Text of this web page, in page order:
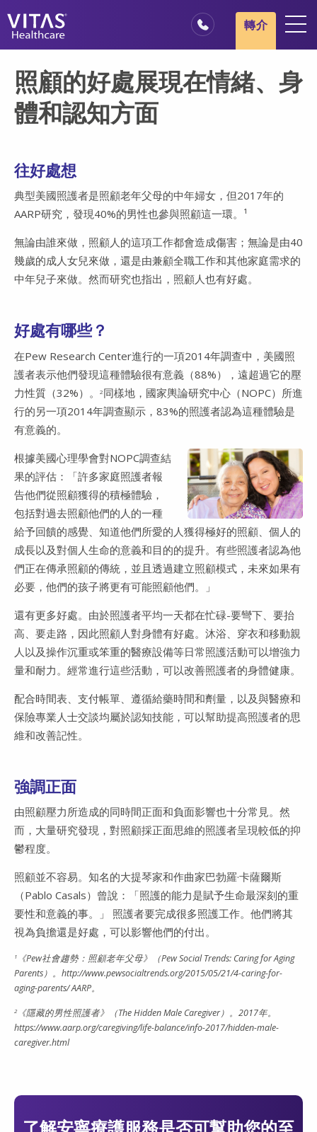
安寧療護基本概述
我們的服務
轉介
照顧的好處展現在情緒、身
體和認知方面
往好處想
典型美國照護者是照顧老年父母的中年婦女，但2017年的
AARP研究，發現40%的男性也參與照顧這一環。¹
無論由誰來做，照顧人的這項工作都會造成傷害；無論是由40
幾歲的成人女兒來做，還是由兼顧全職工作和其他家庭需求的
中年兒子來做。然而研究也指出，照顧人也有好處。
好處有哪些？
在Pew Research Center進行的一項2014年調查中，美國照
護者表示他們發現這種體驗很有意義（88%），遠超過它的壓
力性質（32%）。
2同樣地，國家輿論研究中心（NOPC）所進
行的另一項2014年調查顯示，83%的照護者認為這種體驗是
有意義的。
根據美國心理學會對NOPC調查結
果的評估：「許多家庭照護者報
告他們從照顧獲得的積極體驗，
包括對過去照顧他們的人的一種
給予回饋的感覺、知道他們所愛的人獲得極好的照顧、個人的
成長以及對個人生命的意義和目的的提升。有些照護者認為他
們正在傳承照顧的傳統，並且透過建立照顧模式，未來如果有
必要，他們的孩子將更有可能照顧他們。」
還有更多好處。由於照護者平均一天都在忙碌-要彎下、要抬
高、要走路，因此照顧人對身體有好處。沐浴、穿衣和移動親
人以及操作沉重或笨重的醫療設備等日常照護活動可以增強力
量和耐力。經常進行這些活動，可以改善照護者的身體健康。
配合時間表、支付帳單、遵循給藥時間和劑量，以及與醫療和
保險專業人士交談均屬於認知技能，可以幫助提高照護者的思
維和改善記性。
強調正面
由照顧壓力所造成的同時間正面和負面影響也十分常見。然
而，大量研究發現，對照顧採正面思維的照護者呈現較低的抑
鬱程度。
照顧並不容易。知名的大提琴家和作曲家巴勃羅·卡薩爾斯
（Pablo Casals）曾說：「照護的能力是賦予生命最深刻的重
要性和意義的事。」 照護者要完成很多照護工作。他們將其
視為負擔還是好處，可以影響他們的付出。
1
《Pew社會趨勢：照顧老年父母》（Pew Social Trends: Caring for Aging
Parents）。http://www.pewsocialtrends.org/2015/05/21/4-caring-for-
aging-parents/ AARP。
2
《隱藏的男性照護者》（The Hidden Male Caregiver）。2017年。
https://www.aarp.org/caregiving/life-balance/info-2017/hidden-male-
caregiver.html